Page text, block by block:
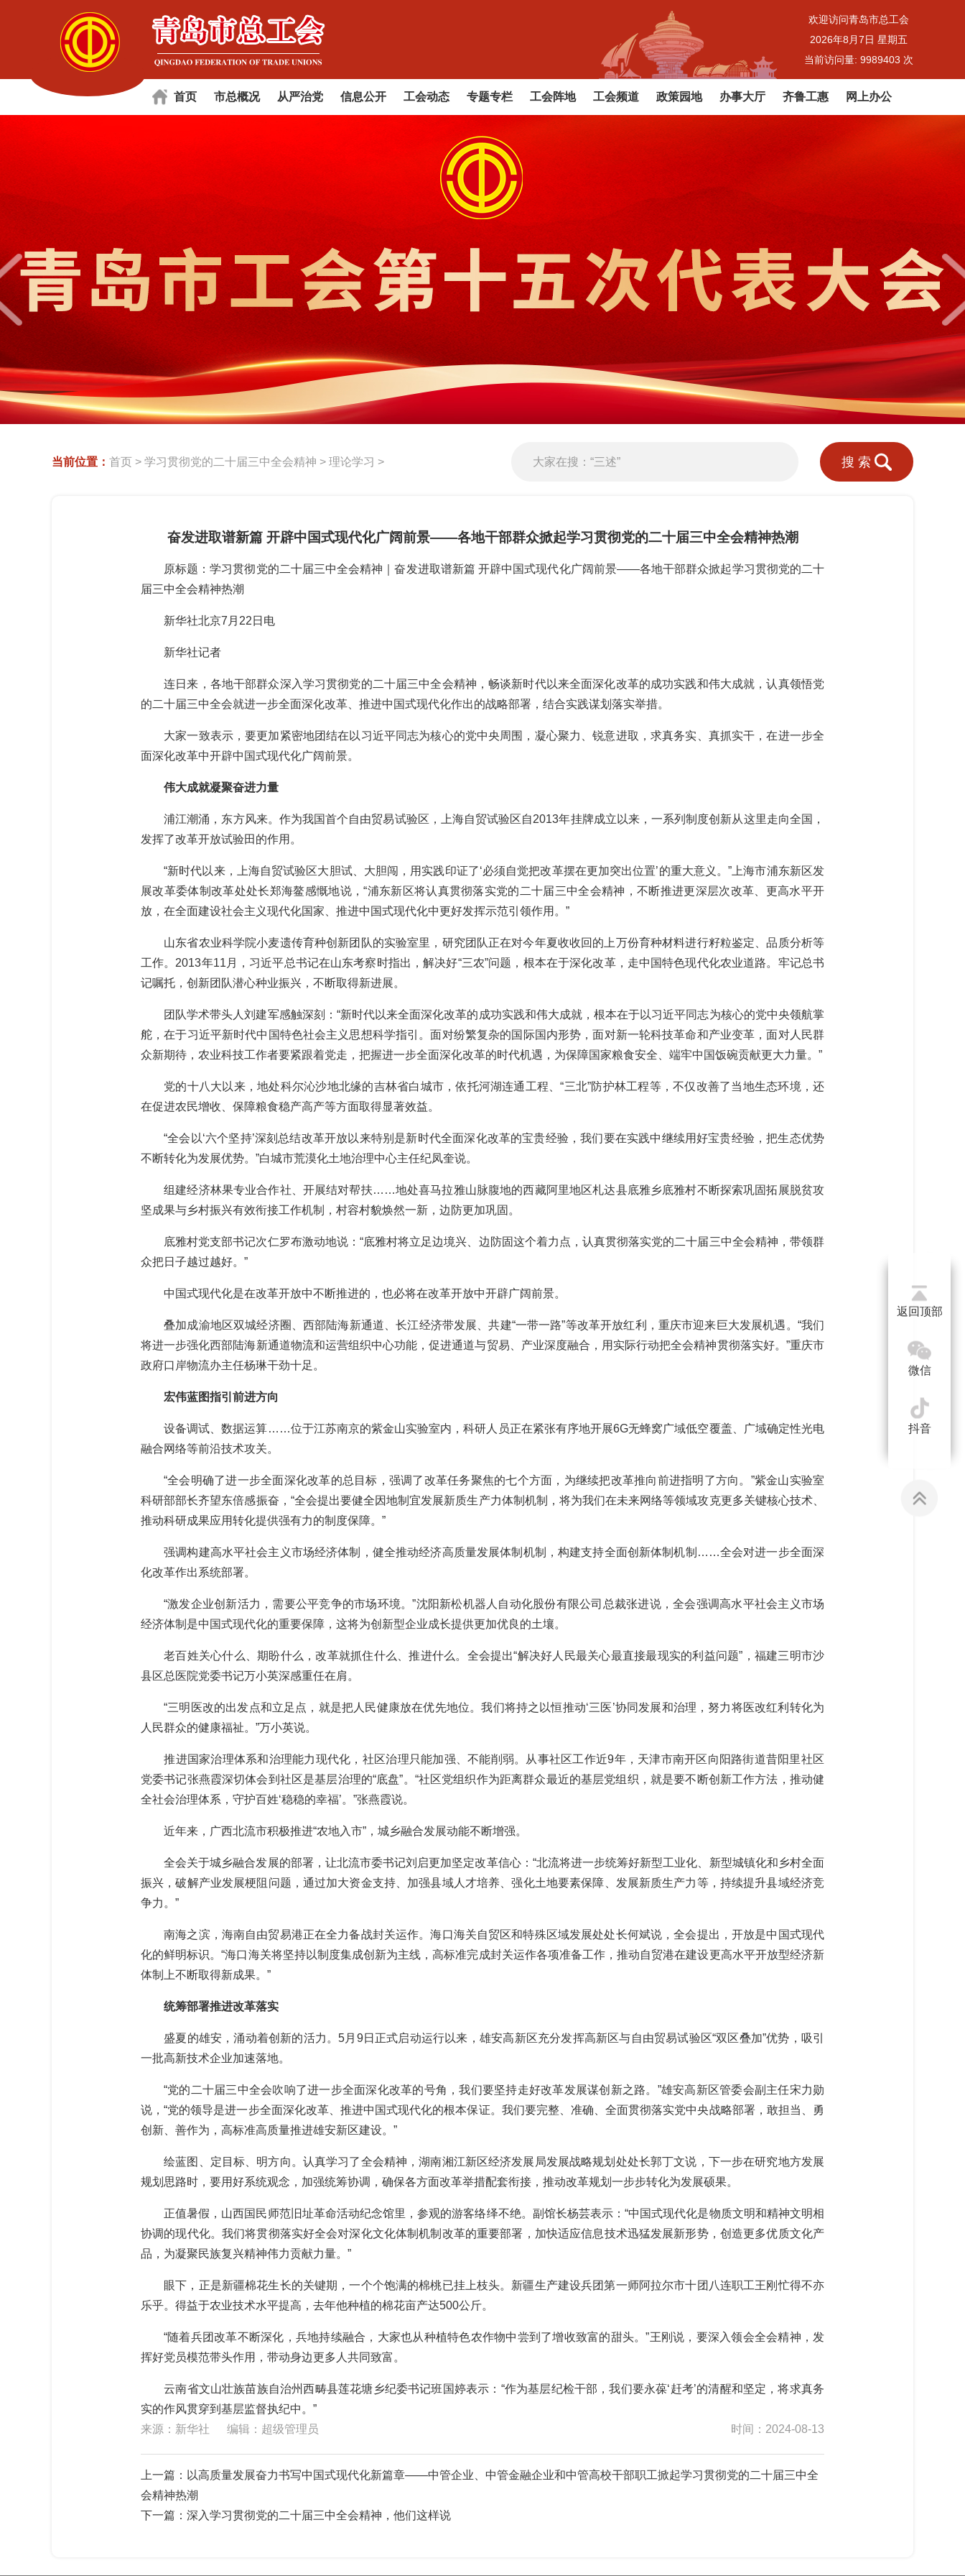
欢迎访问青岛市总工会
2026年8月7日 星期五
当前访问量: 9989403 次
首页 市总概况 从严治党 信息公开 工会动态 专题专栏 工会阵地 工会频道 政策园地 办事大厅 齐鲁工惠 网上办公
当前位置： 首页 > 学习贯彻党的二十届三中全会精神 > 理论学习 > 搜索
奋发进取谱新篇 开辟中国式现代化广阔前景——各地干部群众掀起学习贯彻党的二十届三中全会精神热潮
原标题：学习贯彻党的二十届三中全会精神｜奋发进取谱新篇 开辟中国式现代化广阔前景——各地干部群众掀起学习贯彻党的二十
届三中全会精神热潮
新华社北京7月22日电
新华社记者
连日来，各地干部群众深入学习贯彻党的二十届三中全会精神，畅谈新时代以来全面深化改革的成功实践和伟大成就，认真领悟党
的二十届三中全会就进一步全面深化改革、推进中国式现代化作出的战略部署，结合实践谋划落实举措。
大家一致表示，要更加紧密地团结在以习近平同志为核心的党中央周围，凝心聚力、锐意进取，求真务实、真抓实干，在进一步全
面深化改革中开辟中国式现代化广阔前景。
伟大成就凝聚奋进力量
浦江潮涌，东方风来。作为我国首个自由贸易试验区，上海自贸试验区自2013年挂牌成立以来，一系列制度创新从这里走向全国，
发挥了改革开放试验田的作用。
“新时代以来，上海自贸试验区大胆试、大胆闯，用实践印证了‘必须自觉把改革摆在更加突出位置’的重大意义。”上海市浦东新区发
展改革委体制改革处处长郑海鳌感慨地说，“浦东新区将认真贯彻落实党的二十届三中全会精神，不断推进更深层次改革、更高水平开
放，在全面建设社会主义现代化国家、推进中国式现代化中更好发挥示范引领作用。”
山东省农业科学院小麦遗传育种创新团队的实验室里，研究团队正在对今年夏收收回的上万份育种材料进行籽粒鉴定、品质分析等
工作。2013年11月，习近平总书记在山东考察时指出，解决好“三农”问题，根本在于深化改革，走中国特色现代化农业道路。牢记总书
记嘱托，创新团队潜心种业振兴，不断取得新进展。
团队学术带头人刘建军感触深刻：“新时代以来全面深化改革的成功实践和伟大成就，根本在于以习近平同志为核心的党中央领航掌
舵，在于习近平新时代中国特色社会主义思想科学指引。面对纷繁复杂的国际国内形势，面对新一轮科技革命和产业变革，面对人民群
众新期待，农业科技工作者要紧跟着党走，把握进一步全面深化改革的时代机遇，为保障国家粮食安全、端牢中国饭碗贡献更大力量。”
党的十八大以来，地处科尔沁沙地北缘的吉林省白城市，依托河湖连通工程、“三北”防护林工程等，不仅改善了当地生态环境，还
在促进农民增收、保障粮食稳产高产等方面取得显著效益。
“全会以‘六个坚持’深刻总结改革开放以来特别是新时代全面深化改革的宝贵经验，我们要在实践中继续用好宝贵经验，把生态优势
不断转化为发展优势。”白城市荒漠化土地治理中心主任纪凤奎说。
组建经济林果专业合作社、开展结对帮扶……地处喜马拉雅山脉腹地的西藏阿里地区札达县底雅乡底雅村不断探索巩固拓展脱贫攻
坚成果与乡村振兴有效衔接工作机制，村容村貌焕然一新，边防更加巩固。
底雅村党支部书记次仁罗布激动地说：“底雅村将立足边境兴、边防固这个着力点，认真贯彻落实党的二十届三中全会精神，带领群
众把日子越过越好。”
中国式现代化是在改革开放中不断推进的，也必将在改革开放中开辟广阔前景。
叠加成渝地区双城经济圈、西部陆海新通道、长江经济带发展、共建“一带一路”等改革开放红利，重庆市迎来巨大发展机遇。“我们
将进一步强化西部陆海新通道物流和运营组织中心功能，促进通道与贸易、产业深度融合，用实际行动把全会精神贯彻落实好。”重庆市
政府口岸物流办主任杨琳干劲十足。
宏伟蓝图指引前进方向
设备调试、数据运算……位于江苏南京的紫金山实验室内，科研人员正在紧张有序地开展6G无蜂窝广域低空覆盖、广域确定性光电
融合网络等前沿技术攻关。
“全会明确了进一步全面深化改革的总目标，强调了改革任务聚焦的七个方面，为继续把改革推向前进指明了方向。”紫金山实验室
科研部部长齐望东倍感振奋，“全会提出要健全因地制宜发展新质生产力体制机制，将为我们在未来网络等领域攻克更多关键核心技术、
推动科研成果应用转化提供强有力的制度保障。”
强调构建高水平社会主义市场经济体制，健全推动经济高质量发展体制机制，构建支持全面创新体制机制……全会对进一步全面深
化改革作出系统部署。
“激发企业创新活力，需要公平竞争的市场环境。”沈阳新松机器人自动化股份有限公司总裁张进说，全会强调高水平社会主义市场
经济体制是中国式现代化的重要保障，这将为创新型企业成长提供更加优良的土壤。
老百姓关心什么、期盼什么，改革就抓住什么、推进什么。全会提出“解决好人民最关心最直接最现实的利益问题”，福建三明市沙
县区总医院党委书记万小英深感重任在肩。
“三明医改的出发点和立足点，就是把人民健康放在优先地位。我们将持之以恒推动‘三医’协同发展和治理，努力将医改红利转化为
人民群众的健康福祉。”万小英说。
推进国家治理体系和治理能力现代化，社区治理只能加强、不能削弱。从事社区工作近9年，天津市南开区向阳路街道昔阳里社区
党委书记张燕霞深切体会到社区是基层治理的“底盘”。“社区党组织作为距离群众最近的基层党组织，就是要不断创新工作方法，推动健
全社会治理体系，守护百姓‘稳稳的幸福’。”张燕霞说。
近年来，广西北流市积极推进“农地入市”，城乡融合发展动能不断增强。
全会关于城乡融合发展的部署，让北流市委书记刘启更加坚定改革信心：“北流将进一步统筹好新型工业化、新型城镇化和乡村全面
振兴，破解产业发展梗阻问题，通过加大资金支持、加强县域人才培养、强化土地要素保障、发展新质生产力等，持续提升县域经济竞
争力。”
南海之滨，海南自由贸易港正在全力备战封关运作。海口海关自贸区和特殊区域发展处处长何斌说，全会提出，开放是中国式现代
化的鲜明标识。“海口海关将坚持以制度集成创新为主线，高标准完成封关运作各项准备工作，推动自贸港在建设更高水平开放型经济新
体制上不断取得新成果。”
统筹部署推进改革落实
盛夏的雄安，涌动着创新的活力。5月9日正式启动运行以来，雄安高新区充分发挥高新区与自由贸易试验区“双区叠加”优势，吸引
一批高新技术企业加速落地。
“党的二十届三中全会吹响了进一步全面深化改革的号角，我们要坚持走好改革发展谋创新之路。”雄安高新区管委会副主任宋力勋
说，“党的领导是进一步全面深化改革、推进中国式现代化的根本保证。我们要完整、准确、全面贯彻落实党中央战略部署，敢担当、勇
创新、善作为，高标准高质量推进雄安新区建设。”
绘蓝图、定目标、明方向。认真学习了全会精神，湖南湘江新区经济发展局发展战略规划处处长郭丁文说，下一步在研究地方发展
规划思路时，要用好系统观念，加强统筹协调，确保各方面改革举措配套衔接，推动改革规划一步步转化为发展硕果。
正值暑假，山西国民师范旧址革命活动纪念馆里，参观的游客络绎不绝。副馆长杨芸表示：“中国式现代化是物质文明和精神文明相
协调的现代化。我们将贯彻落实好全会对深化文化体制机制改革的重要部署，加快适应信息技术迅猛发展新形势，创造更多优质文化产
品，为凝聚民族复兴精神伟力贡献力量。”
眼下，正是新疆棉花生长的关键期，一个个饱满的棉桃已挂上枝头。新疆生产建设兵团第一师阿拉尔市十团八连职工王刚忙得不亦
乐乎。得益于农业技术水平提高，去年他种植的棉花亩产达500公斤。
“随着兵团改革不断深化，兵地持续融合，大家也从种植特色农作物中尝到了增收致富的甜头。”王刚说，要深入领会全会精神，发
挥好党员模范带头作用，带动身边更多人共同致富。
云南省文山壮族苗族自治州西畴县莲花塘乡纪委书记班国婷表示：“作为基层纪检干部，我们要永葆‘赶考’的清醒和坚定，将求真务
实的作风贯穿到基层监督执纪中。”
来源：新华社
编辑：超级管理员 时间：2024-08-13
上一篇： 以高质量发展奋力书写中国式现代化新篇章——中管企业、中管金融企业和中管高校干部职工掀起学习贯彻党的二十届三中全
会精神热潮
下一篇： 深入学习贯彻党的二十届三中全会精神，他们这样说
返回顶部
微信
抖音